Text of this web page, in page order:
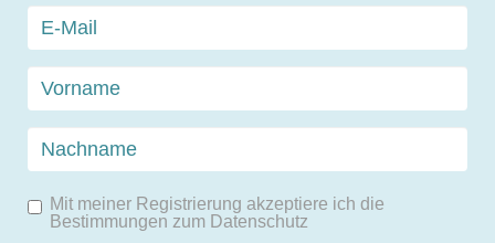
Mit meiner Registrierung akzeptiere ich die
Bestimmungen zum Datenschutz